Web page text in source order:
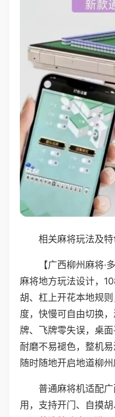
相关麻将玩法及
【广西柳州麻将
麻将地方玩法设计，
胡、杠上开花本地规
度，快慢可自由切换
牌、飞牌零失误，桌
耐磨不易褪色，整机易
随时随地开启地道柳州
普通麻将机适配
用，支持开门、自摸